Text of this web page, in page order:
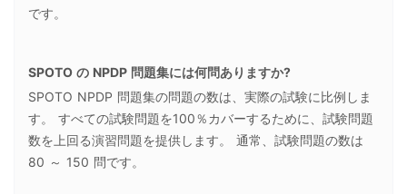
です。
SPOTO の NPDP 問題集には何問ありますか?
SPOTO NPDP 問題集の問題の数は、実際の試験に比例しま
す。 すべての試験問題を100％カバーするために、試験問題
数を上回る演習問題を提供します。 通常、試験問題の数は
80 ～ 150 問です。